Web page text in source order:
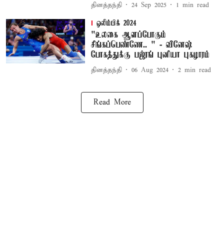
தினத்தந்தி 24 Sep 2025 1 min read
ஒலிம்பிக் 2024
"உலகை ஆளப்போகும்
சிங்கப்பெண்ணே.. " - வினேஷ்
போகத்துக்கு பஜ்ரங் புனியா புகழாரம்
தினத்தந்தி 06 Aug 2024 2 min read
Read More